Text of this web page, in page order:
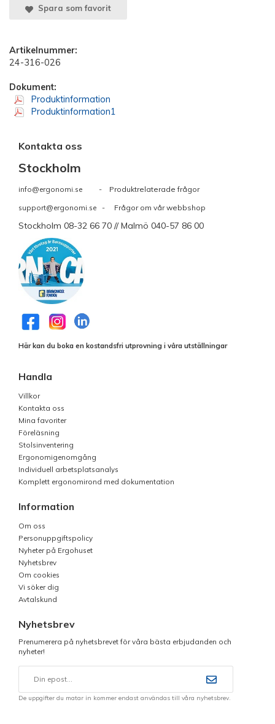
Spara som favorit
Artikelnummer:
24-316-026
Dokument:
Produktinformation
Produktinformation1
Kontakta oss
Stockholm
info@ergonomi.se - Produktrelaterade frågor
support@ergonomi.se - Frågor om vår webbshop
Stockholm 08-32 66 70 // Malmö 040-57 86 00
Här kan du boka en kostandsfri utprovning i våra utställningar
Handla
Villkor
Kontakta oss
Mina favoriter
Föreläsning
Stolsinventering
Ergonomigenomgång
Individuell arbetsplatsanalys
Komplett ergonomirond med dokumentation
Information
Om oss
Personuppgiftspolicy
Nyheter på Ergohuset
Nyhetsbrev
Om cookies
Vi söker dig
Avtalskund
Nyhetsbrev
Prenumerera på nyhetsbrevet för våra bästa erbjudanden och
nyheter!
De uppgifter du matar in kommer endast användas till våra nyhetsbrev.